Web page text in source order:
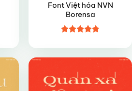
Font Việt hóa NVN
Borensa
hạng4.85
sao